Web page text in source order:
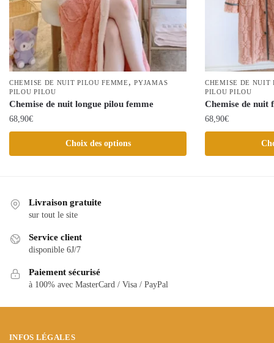
CHEMISE DE NUIT PILOU FEMME,PYJAMAS
PILOU PILOU
Chemise de nuit longue pilou femme
68,90€
Choix des options
produit
variations.
peuvent
choisies
CHEMISE DE NUIT
PILOU PILOU
Chemise de nuit
68,90€
produit
Livraison gratuite
sur tout le site
Service client
disponible 6J/7
Paiement sécurisé
à 100% avec MasterCard / Visa / PayPal
INFOS LÉGALES